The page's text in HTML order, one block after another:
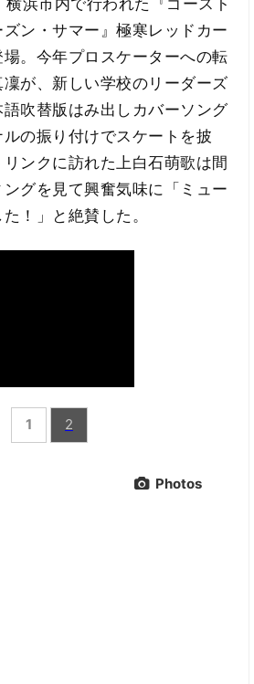
ン・サマー』極寒レッドカー
。今年プロスケーターへの転
が、新しい学校のリーダーズ
吹替版はみ出しカバーソング
の振り付けでスケートを披
ンクに訪れた上白石萌歌は間
グを見て興奮気味に「ミュー
！」と絶賛した。
1 2
Photos